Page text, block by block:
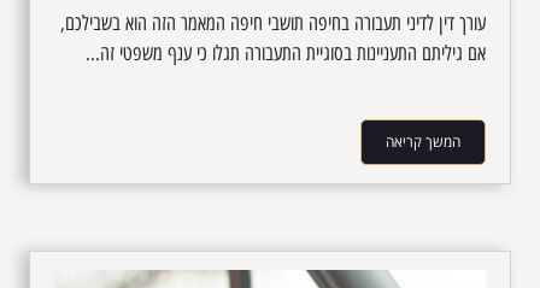
עורך דין לדיני תעבורה בחיפה תושבי חיפה המאמר הזה הוא בשבילכם,
אם גיליתם התעניינות בסוגיית התעבורה תגלו כי ענף משפטי זה...
המשך קריאה